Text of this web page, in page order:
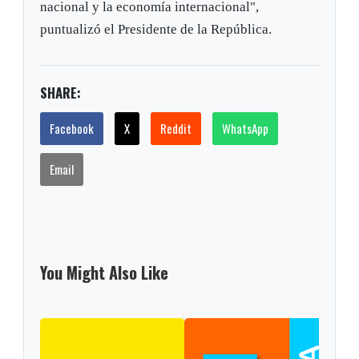
nacional y la economía internacional",
puntualizó el Presidente de la República.
SHARE:
Facebook X Reddit WhatsApp
Email
You Might Also Like